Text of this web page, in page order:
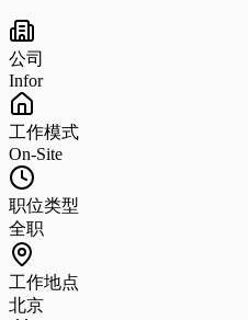
公司
Infor
工作模式
On-Site
职位类型
全职
工作地点
北京